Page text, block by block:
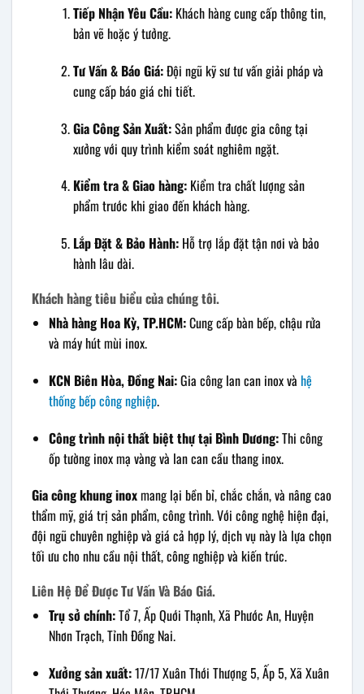
Tiếp Nhận Yêu Cầu:Khách hàng cung cấp thông tin,
bản vẽ hoặc ý tưởng.
Tư Vấn & Báo Giá:Đội ngũ kỹ sư tư vấn giải pháp và
cung cấp báo giá chi tiết.
Gia Công Sản Xuất:Sản phẩm được gia công tại
xưởng với quy trình kiểm soát nghiêm ngặt.
Kiểm tra & Giao hàng:Kiểm tra chất lượng sản
phẩm trước khi giao đến khách hàng.
Lắp Đặt & Bảo Hành:Hỗ trợ lắp đặt tận nơi và bảo
hành lâu dài.
Khách hàng tiêu biểu của chúng tôi.
Nhà hàng Hoa Kỳ, TP.HCM:Cung cấp bàn bếp, chậu rửa
và máy hút mùi inox.
KCN Biên Hòa, Đồng Nai:Gia công lan can inox và hệ
thống bếp công nghiệp.
Công trình nội thất biệt thự tại Bình Dương:Thi công
ốp tường inox mạ vàng và lan can cầu thang inox.
Gia công khung inoxmang lại bền bỉ, chắc chắn, và nâng cao
thẩm mỹ, giá trị sản phẩm, công trình. Với công nghệ hiện đại,
đội ngũ chuyên nghiệp và giá cả hợp lý, dịch vụ này là lựa chọn
tối ưu cho nhu cầu nội thất, công nghiệp và kiến trúc.
Liên Hệ Để Được Tư Vấn Và Báo Giá.
Trụ sở chính:Tổ 7, Ấp Quới Thạnh, Xã Phước An, Huyện
Nhơn Trạch, Tỉnh Đồng Nai.
Xưởng sản xuất:17/17 Xuân Thới Thượng 5, Ấp 5, Xã Xuân